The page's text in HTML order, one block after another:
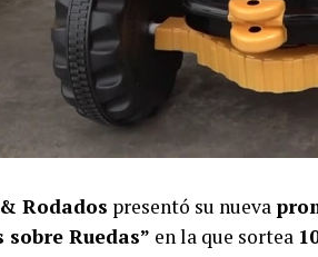
Rodados presentó su nueva
sobre Ruedas” en la que sortea